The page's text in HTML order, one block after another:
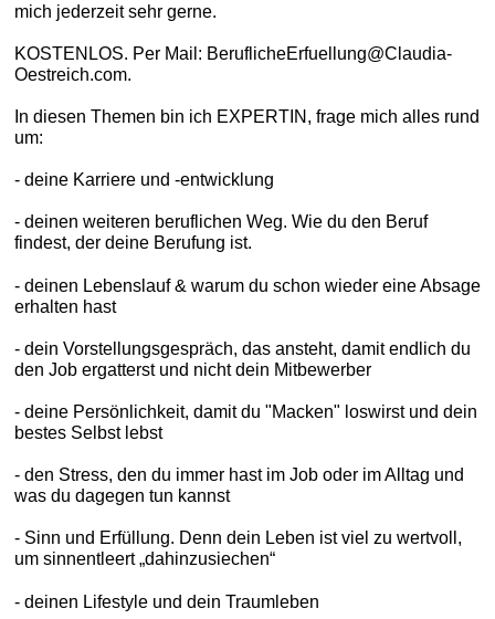
mich jederzeit sehr gerne.
KOSTENLOS. Per Mail: BeruflicheErfuellung@Claudia-
Oestreich.com.
In diesen Themen bin ich EXPERTIN, frage mich alles rund
um:
- deine Karriere und -entwicklung
- deinen weiteren beruflichen Weg. Wie du den Beruf
findest, der deine Berufung ist.
- deinen Lebenslauf & warum du schon wieder eine Absage
erhalten hast
- dein Vorstellungsgespräch, das ansteht, damit endlich du
den Job ergatterst und nicht dein Mitbewerber
- deine Persönlichkeit, damit du "Macken" loswirst und dein
bestes Selbst lebst
- den Stress, den du immer hast im Job oder im Alltag und
was du dagegen tun kannst
- Sinn und Erfüllung. Denn dein Leben ist viel zu wertvoll,
um sinnentleert „dahinzusiechen“
- deinen Lifestyle und dein Traumleben